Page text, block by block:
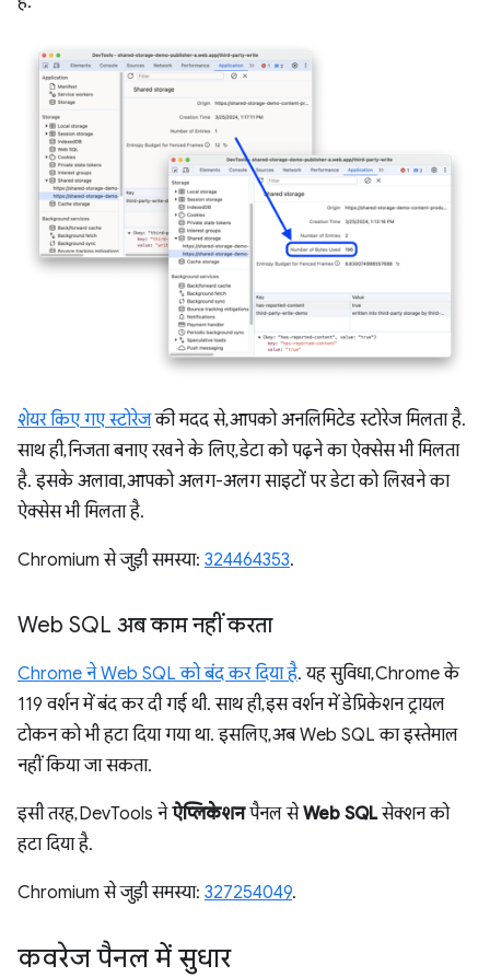
शेयर किए गए स्टोरेजकी मदद से, आपको अनलिमिटेड स्टोरेज मिलता है.
साथ ही, निजता बनाए रखने के लिए, डेटा को पढ़ने का ऐक्सेस भी मिलता
है. इसके अलावा, आपको अलग-अलग साइटों पर डेटा को लिखने का
ऐक्सेस भी मिलता है.
Chromium से जुड़ी समस्या: 324464353.
Web SQL अब काम नहीं करता
Chrome ने Web SQL को बंद कर दिया है. यह सुविधा, Chrome के
119 वर्शन में बंद कर दी गई थी. साथ ही, इस वर्शन में डेप्रिकेशन ट्रायल
टोकन को भी हटा दिया गया था. इसलिए, अब Web SQL का इस्तेमाल
नहीं किया जा सकता.
इसी तरह, DevTools नेऐप्लिकेशनपैनल सेWeb SQLसेक्शन को
हटा दिया है.
Chromium से जुड़ी समस्या: 327254049.
कवरेज पैनल में सुधार